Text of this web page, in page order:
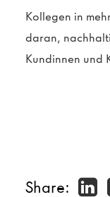
Kollegen in
daran,
Kundinnen und
Share: